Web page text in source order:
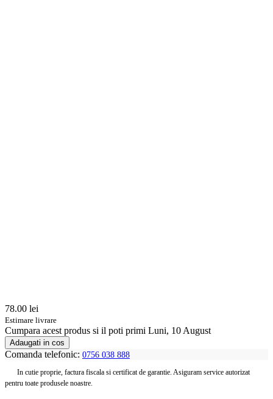
78.00 lei
Estimare livrare
Cumpara acest produs si il poti primi Luni, 10 August
Adaugati in cos
Comanda telefonic: 0756 038 888
In cutie proprie, factura fiscala si certificat de garantie. Asiguram service autorizat
pentru toate produsele noastre.